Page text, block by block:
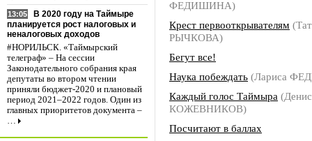
13:05
В 2020 году на Таймыре
планируется рост налоговых и
неналоговых доходов
#НОРИЛЬСК. «Таймырский
телеграф» – На сессии
Законодательного собрания края
депутаты во втором чтении
приняли бюджет-2020 и плановый
период 2021–2022 годов. Один из
главных приоритетов документа –
…
ФЕДИШИНА)
Крест первооткрывателям
РЫЧКОВА)
Бегут все!
Наука побеждать (Лариса
Каждый голос Таймыра (Денис
КОЖЕВНИКОВ)
Посчитают в баллах